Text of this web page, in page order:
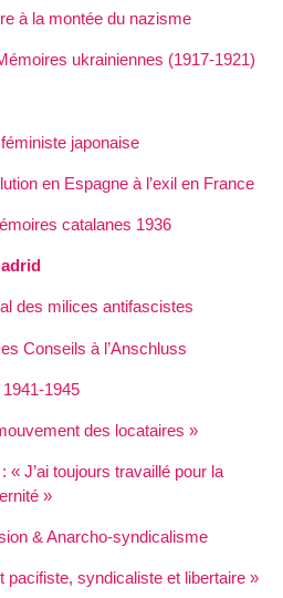
à la montée du nazisme
ukrainiennes (1917-1921)
japonaise
en Espagne à l’exil en France
catalanes 1936
des milices antifascistes
Conseils à l’Anschluss
1945
des locataires »
J’ai toujours travaillé pour la
& Anarcho-syndicalisme
pacifiste, syndicaliste et libertaire »